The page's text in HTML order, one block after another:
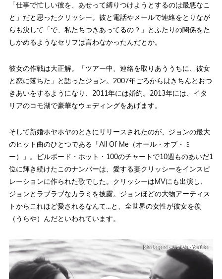
「仕事で忙しい彼を、あせって縛りつけようとするのは最悪なこ
と」だと思ったクリッシー。彼と電話やメールで連絡をとりなが
らも決して「で、私たちつきあってるの？」とふたりの関係をた
しかめるようなセリフは言わなかったんだとか。
彼女の作戦は大正解。「ツアー中、連絡を取りあううちに、彼女
と恋に落ちた」と語ったジョン。2007年ごろからはきちんとおつ
きあいをするようになり、2011年には婚約。2013年には、イタ
リアのコモ湖で豪華なウェディングをあげます。
そして新婚ホヤホヤのときにリリースされたのが、ジョンの最大
のヒット曲のひとつである「All Of Me（オール・オブ・ミ
ー）」。ビルボード・ホット・100のチャートで10週ものあいだ1
位に輝き続けたこのナンバーは、愛する妻クリッシーをインスピ
レーションに作られた歌でした。クリッシーはMVにも出演し、
ジョンとラブラブなカラミを披露。ジョンほどの大物アーティス
トからこれほど愛されるなんて…と、全世界の女性が彼女を羨
（うらや）んだといわれています。
John Legend - All of Me - YouTube